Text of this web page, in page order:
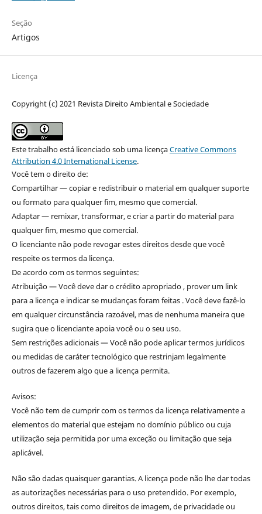
Seção
Artigos
Licença
Copyright (c) 2021 Revista Direito Ambiental e Sociedade
Este trabalho está licenciado sob uma licençaCreative Commons
Attribution 4.0 International License.
Você tem o direito de:
Compartilhar — copiar e redistribuir o material em qualquer suporte
ou formato para qualquer fim, mesmo que comercial.
Adaptar — remixar, transformar, e criar a partir do material para
qualquer fim, mesmo que comercial.
O licenciante não pode revogar estes direitos desde que você
respeite os termos da licença.
De acordo com os termos seguintes:
Atribuição — Você deve dar o crédito apropriado , prover um link
para a licença e indicar se mudanças foram feitas . Você deve fazê-lo
em qualquer circunstância razoável, mas de nenhuma maneira que
sugira que o licenciante apoia você ou o seu uso.
Sem restrições adicionais — Você não pode aplicar termos jurídicos
ou medidas de caráter tecnológico que restrinjam legalmente
outros de fazerem algo que a licença permita.
Avisos:
Você não tem de cumprir com os termos da licença relativamente a
elementos do material que estejam no domínio público ou cuja
utilização seja permitida por uma exceção ou limitação que seja
aplicável.
Não são dadas quaisquer garantias. A licença pode não lhe dar todas
as autorizações necessárias para o uso pretendido. Por exemplo,
outros direitos, tais como direitos de imagem, de privacidade ou